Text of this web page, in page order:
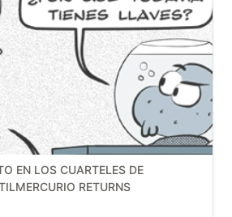
EN LOS CUARTELES DE
RETURNS